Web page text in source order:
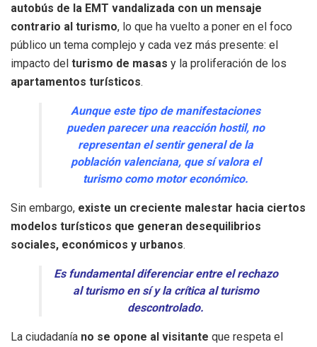
autobús de la EMT vandalizada con un mensaje
contrario al turismo, lo que ha vuelto a poner en el foco
público un tema complejo y cada vez más presente: el
impacto del turismo de masas y la proliferación de los
apartamentos turísticos.
Aunque este tipo de manifestaciones
pueden parecer una reacción hostil, no
representan el sentir general de la
población valenciana, que sí valora el
turismo como motor económico.
Sin embargo, existe un creciente malestar hacia ciertos
modelos turísticos que generan desequilibrios
sociales, económicos y urbanos.
Es fundamental diferenciar entre el rechazo
al turismo en sí y la crítica al turismo
descontrolado.
La ciudadanía no se opone al visitante que respeta el